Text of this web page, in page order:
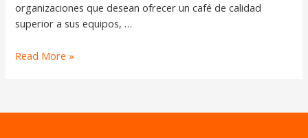
organizaciones que desean ofrecer un café de calidad
superior a sus equipos, …
Read More »